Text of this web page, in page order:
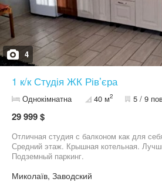
4
1 к/к Студія ЖК Рівʼєра
Однокімнатна 40 м2 5 / 9
29 999 $
Отличная студия с балконом как для
Средний этаж. Крышная котельная.
Подземный паркинг.
Миколаїв, Заводский